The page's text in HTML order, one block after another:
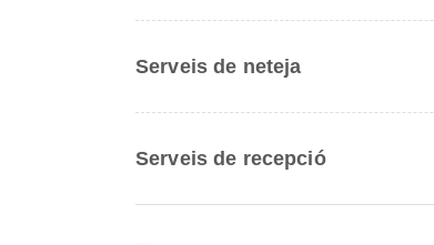
Serveis de neteja
Serveis de recepció